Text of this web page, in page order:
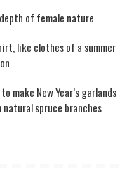
of female nature
like clothes of a summer
make New Year’s garlands
natural spruce branches